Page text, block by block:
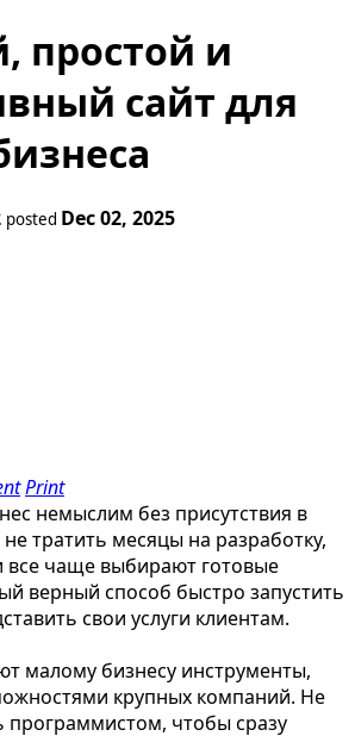
простой и
сайт для
posted Dec 02, 2025
Print
немыслим без присутствия в
тратить месяцы на разработку,
все чаще выбирают готовые
верный способ быстро запустить
свои услуги клиентам.
малому бизнесу инструменты,
крупных компаний. Не
программистом, чтобы сразу